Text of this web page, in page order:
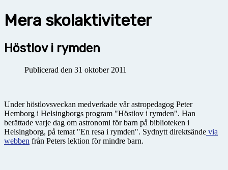
Mera skolaktiviteter
Höstlov i rymden
Publicerad den 31 oktober 2011
Under höstlovsveckan medverkade vår astropedagog Peter
Hemborg i Helsingborgs program "Höstlov i rymden". Han
berättade varje dag om astronomi för barn på biblioteken i
Helsingborg, på temat "En resa i rymden". Sydnytt direktsände via
webben från Peters lektion för mindre barn.